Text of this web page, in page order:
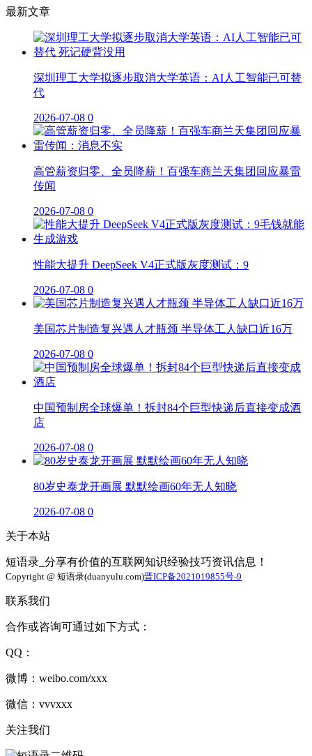
最新文章
深圳理工大学拟逐步取消大学英语：AI人工智能已可替
代
2026-07-08 0
高管薪资归零、全员降薪！百强车商兰天集团回应暴雷
传闻
2026-07-08 0
性能大提升 DeepSeek V4正式版灰度测试：9
2026-07-08 0
美国芯片制造复兴遇人才瓶颈 半导体工人缺口近16万
2026-07-08 0
中国预制房全球爆单！拆封84个巨型快递后直接变成酒
店
2026-07-08 0
80岁史泰龙开画展 默默绘画60年无人知晓
2026-07-08 0
关于本站
短语录_分享有价值的互联网知识经验技巧资讯信息！
Copyright @ 短语录(duanyulu.com)晋ICP备2021019855号-9
联系我们
合作或咨询可通过如下方式：
QQ：
微博：weibo.com/xxx
微信：vvvxxx
关注我们